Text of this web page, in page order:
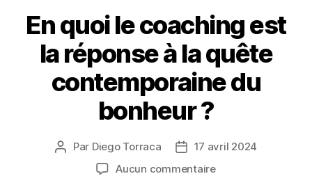
En quoi le coaching est
la réponse à la quête
contemporaine du
bonheur ?
Auteur
Par Diego Torraca
Date17 avril 2024
Aucun commentairesur